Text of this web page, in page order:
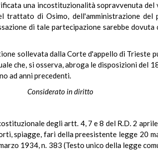
una incostituzionalità sopravvenuta
trattato di Osimo, dell'amministrazione
di tale partecipazione sarebbe
sollevata dalla Corte d'appello di Trieste
che, si osserva, abroga le disposizioni del
ad anni precedenti.
Considerato in diritto
degli artt. 4, 7 e 8 del R.D. 2
spiagge, fari della preesistente legge 20
1934, n. 383 (Testo unico della legge